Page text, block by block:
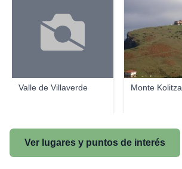
Valle de Villaverde Monte Kolitza
Ver lugares y puntos de interés